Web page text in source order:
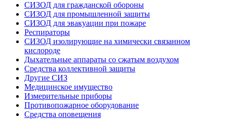
СИЗОД для гражданской обороны
СИЗОД для промышленной защиты
СИЗОД для эвакуации при пожаре
Респираторы
СИЗОД изолирующие на химически связанном
кислороде
Дыхательные аппараты со сжатым воздухом
Средства коллективной защиты
Другие СИЗ
Медицинское имущество
Измерительные приборы
Противопожарное оборудование
Средства оповещения